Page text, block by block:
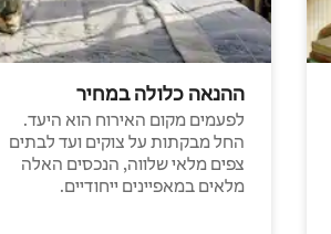
ההנאה כלולה במחיר
לפעמים מקום האירוח הוא היעד.
החל מבקתות על צוקים ועד לבתים
צפים מלאי שלווה, הנכסים האלה
מלאים במאפיינים ייחודיים.